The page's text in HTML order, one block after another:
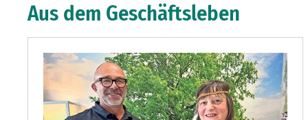
Aus dem Geschäftsleben